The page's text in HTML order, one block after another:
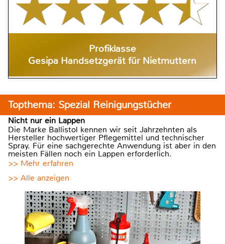
Profiklasse
Gesipa Handsetzgerät für Nietmuttern
Topthema: Spezial Reinigungstücher
Nicht nur ein Lappen
Die Marke Ballistol kennen wir seit Jahrzehnten als
Hersteller hochwertiger Pflegemittel und technischer
Spray. Für eine sachgerechte Anwendung ist aber in den
meisten Fällen noch ein Lappen erforderlich.
>> Mehr erfahren
>> Alle anzeigen